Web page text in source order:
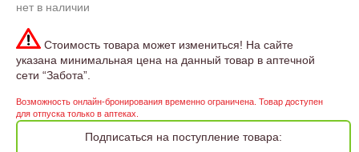
нет в наличии
Стоимость товара может измениться! На сайте
указана минимальная цена на данный товар в аптечной
сети “Забота”.
Возможность онлайн-бронирования временно ограничена. Товар доступен
для отпуска только в аптеках.
Подписаться на поступление товара: